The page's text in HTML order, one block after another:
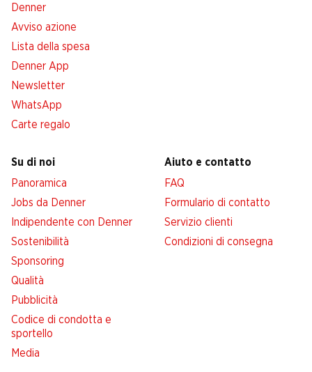
Denner
Avviso azione
Lista della spesa
Denner App
Newsletter
WhatsApp
Carte regalo
Su di noi
Panoramica
Jobs da Denner
Indipendente con Denner
Sostenibilità
Sponsoring
Qualità
Pubblicità
Codice di condotta e
sportello
Media
Aiuto e contatto
FAQ
Formulario di contatto
Servizio clienti
Condizioni di consegna